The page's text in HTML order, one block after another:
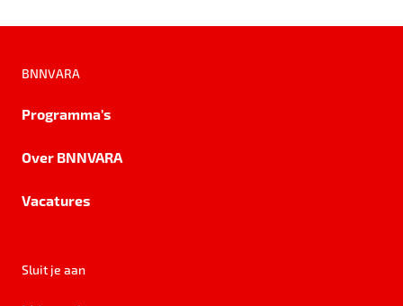
BNNVARA
Programma's
Over BNNVARA
Vacatures
Sluit je aan